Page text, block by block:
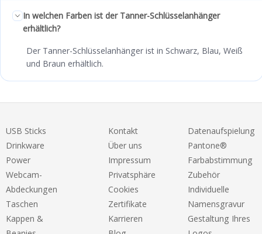
In welchen Farben ist der Tanner-Schlüsselanhänger
erhältlich?
Der Tanner-Schlüsselanhänger ist in Schwarz, Blau, Weiß
und Braun erhältlich.
USB Sticks
Drinkware
Power
Webcam-
Abdeckungen
Taschen
Kappen &
Kontakt
Über uns
Impressum
Privatsphäre
Cookies
Zertifikate
Karrieren
Datenaufspielung
Pantone®
Farbabstimmung
Zubehör
Individuelle
Namensgravur
Gestaltung Ihres